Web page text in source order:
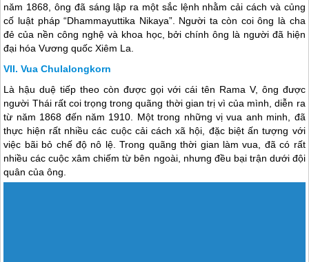
năm 1868, ông đã sáng lập ra một sắc lệnh nhằm cải cách và củng
cố luật pháp “Dhammayuttika Nikaya”. Người ta còn coi ông là cha
đẻ của nền công nghệ và khoa học, bởi chính ông là người đã hiện
đại hóa Vương quốc Xiêm La.
Vua Chulalongkorn
Là hậu duệ tiếp theo còn được gọi với cái tên Rama V, ông được
người Thái rất coi trọng trong quãng thời gian trị vì của mình, diễn ra
từ năm 1868 đến năm 1910. Một trong những vị vua anh minh, đã
thực hiện rất nhiều các cuộc cải cách xã hội, đặc biệt ấn tượng với
việc bãi bỏ chế độ nô lệ. Trong quãng thời gian làm vua, đã có rất
nhiều các cuộc xâm chiếm từ bên ngoài, nhưng đều bại trận dưới đội
quân của ông.